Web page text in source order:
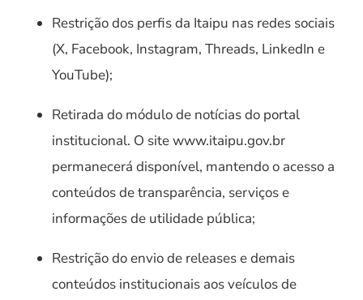
Restrição dos perfis da Itaipu nas redes sociais
(X, Facebook, Instagram, Threads, LinkedIn e
YouTube);
Retirada do módulo de notícias do portal
institucional. O site www.itaipu.gov.br
permanecerá disponível, mantendo o acesso a
conteúdos de transparência, serviços e
informações de utilidade pública;
Restrição do envio de releases e demais
conteúdos institucionais aos veículos de